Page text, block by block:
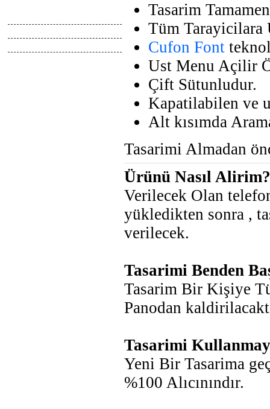
Tasarim
Tüm Tarayicilara
Cufon Font
Ust Menu Açilir
Çift Sütunludur.
Kapatilabilen ve
Alt kısımda
Tasarimi Almadan
Ürünü Nasıl Alirim?
Verilecek Olan
yükledikten sonra ,
verilecek.
Tasarimi Benden
Tasarim Bir Kişiye
Panodan
Tasarimi
Yeni Bir Tasarima
%100 Alıcınındır.